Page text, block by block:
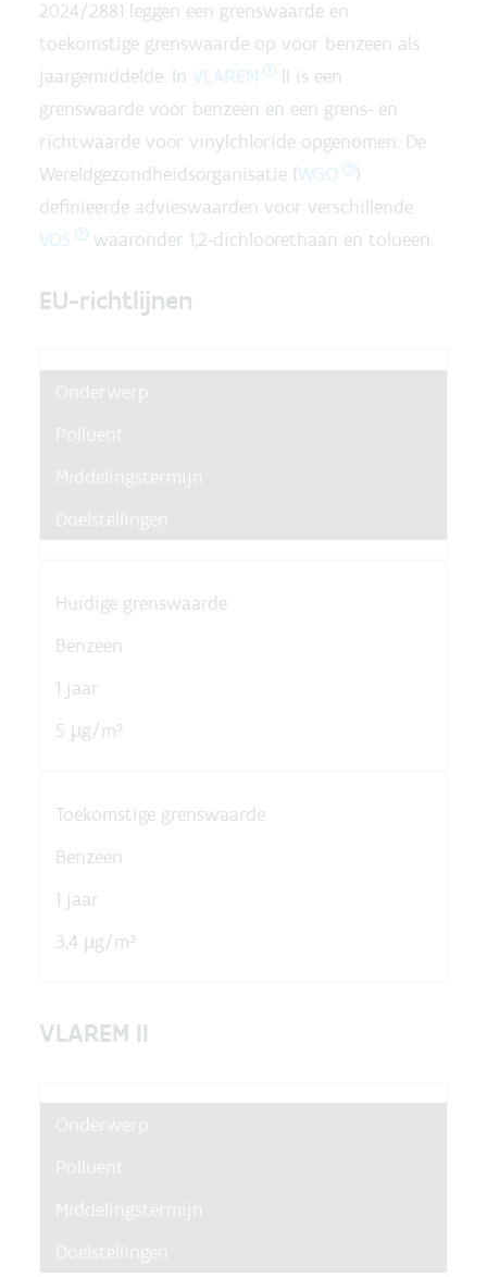
2024/2881 leggen een grenswaarde en
toekomstige grenswaarde op voor benzeen als
jaargemiddelde. In VLAREM
II is een
grenswaarde voor benzeen en een grens- en
richtwaarde voor vinylchloride opgenomen. De
Wereldgezondheidsorganisatie (WGO
)
definieerde advieswaarden voor verschillende
VOS
waaronder 1,2-dichloorethaan en tolueen.
EU-richtlijnen
Huidige grenswaarde
Benzeen
1 jaar
5 µg/m³
Toekomstige grenswaarde
Benzeen
1 jaar
3,4 µg/m³
VLAREM II